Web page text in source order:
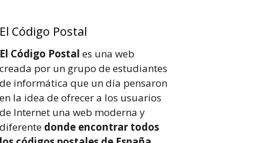
El Código Postal
El Código Postal es una web
creada por un grupo de estudiantes
de informática que un día pensaron
en la idea de ofrecer a los usuarios
de Internet una web moderna y
diferente donde encontrar todos